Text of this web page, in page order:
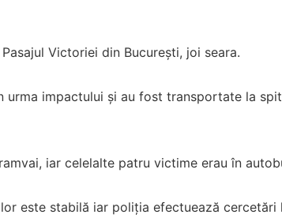
Victoriei din București, joi seara.
urma impactului și au fost transportate la
iar celelalte patru victime erau în
este stabilă iar poliția efectuează cercetări